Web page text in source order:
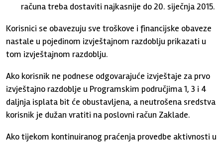
računa treba dostaviti najkasnije do 20. siječnja 2015.
Korisnici se obavezuju sve troškove i financijske obaveze
nastale u pojedinom izvještajnom razdoblju prikazati u
tom izvještajnom razdoblju.
Ako korisnik ne podnese odgovarajuće izvještaje za prvo
izvještajno razdoblje u Programskim područjima 1, 3 i 4
daljnja isplata bit će obustavljena, a neutrošena sredstva
korisnik je dužan vratiti na poslovni račun Zaklade.
Ako tijekom kontinuiranog praćenja provedbe aktivnosti u